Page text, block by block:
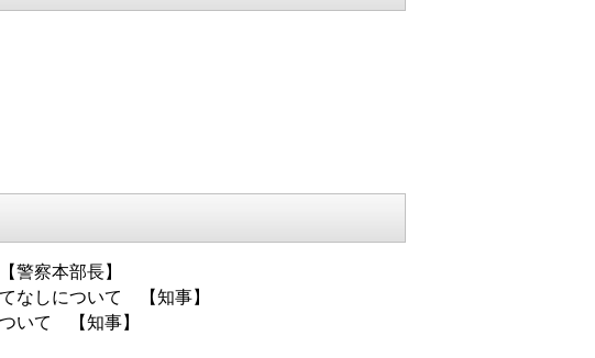
察本部長】
なしについて 【知事】
いて 【知事】